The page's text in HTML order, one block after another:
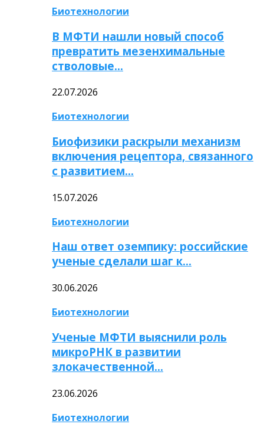
Биотехнологии
В МФТИ нашли новый способ
превратить мезенхимальные
стволовые…
22.07.2026
Биотехнологии
Биофизики раскрыли механизм
включения рецептора, связанного
с развитием…
15.07.2026
Биотехнологии
Наш ответ оземпику: российские
ученые сделали шаг к…
30.06.2026
Биотехнологии
Ученые МФТИ выяснили роль
микроРНК в развитии
злокачественной…
23.06.2026
Биотехнологии